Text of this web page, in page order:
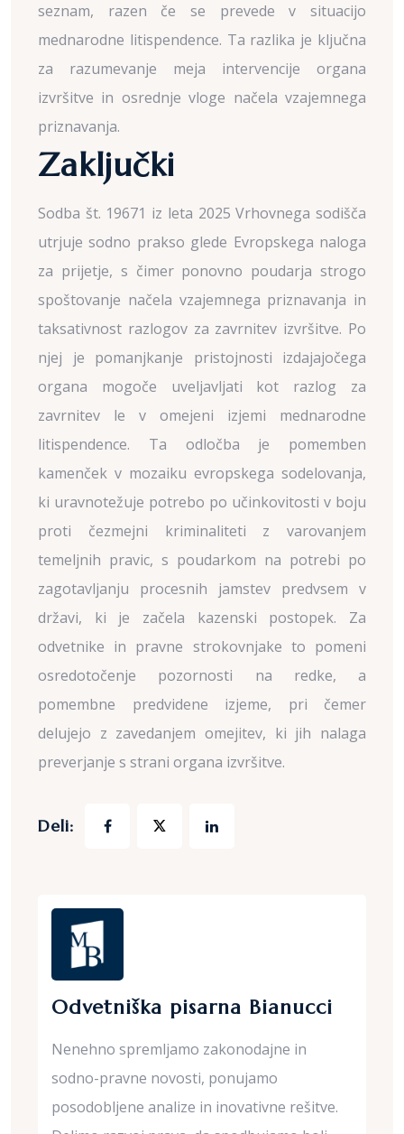
seznam, razen če se prevede v situacijo
mednarodne litispendence. Ta razlika je ključna
za razumevanje meja intervencije organa
izvršitve in osrednje vloge načela vzajemnega
priznavanja.
Zaključki
Sodba št. 19671 iz leta 2025 Vrhovnega sodišča
utrjuje sodno prakso glede Evropskega naloga
za prijetje, s čimer ponovno poudarja strogo
spoštovanje načela vzajemnega priznavanja in
taksativnost razlogov za zavrnitev izvršitve. Po
njej je pomanjkanje pristojnosti izdajajočega
organa mogoče uveljavljati kot razlog za
zavrnitev le v omejeni izjemi mednarodne
litispendence. Ta odločba je pomemben
kamenček v mozaiku evropskega sodelovanja,
ki uravnotežuje potrebo po učinkovitosti v boju
proti čezmejni kriminaliteti z varovanjem
temeljnih pravic, s poudarkom na potrebi po
zagotavljanju procesnih jamstev predvsem v
državi, ki je začela kazenski postopek. Za
odvetnike in pravne strokovnjake to pomeni
osredotočenje pozornosti na redke, a
pomembne predvidene izjeme, pri čemer
delujejo z zavedanjem omejitev, ki jih nalaga
preverjanje s strani organa izvršitve.
Deli:
Odvetniška pisarna Bianucci
Nenehno spremljamo zakonodajne in
sodno-pravne novosti, ponujamo
posodobljene analize in inovativne rešitve.